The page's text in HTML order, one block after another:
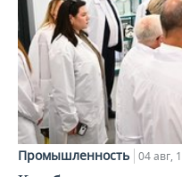
Промышленность 04 авг,